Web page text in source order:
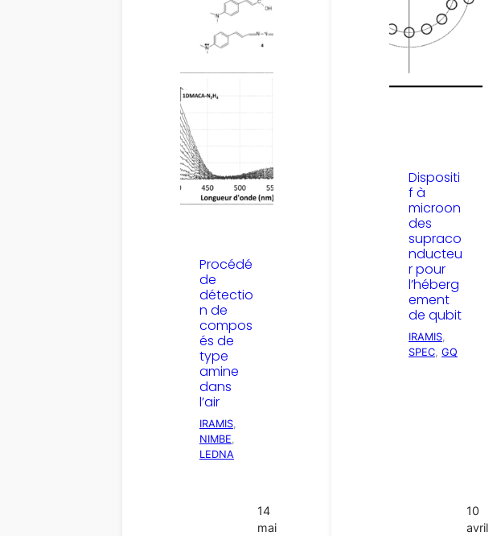
Procédé
de
détectio
n de
compos
és de
type
amine
dans
l’air
IRAMIS
NIMBE
LEDNA
14
mai
Dispositi
f à
microon
des
supraco
nducteu
r pour
l’héberg
ement
de qubit
IRAMIS
SPEC GQ
10
avril